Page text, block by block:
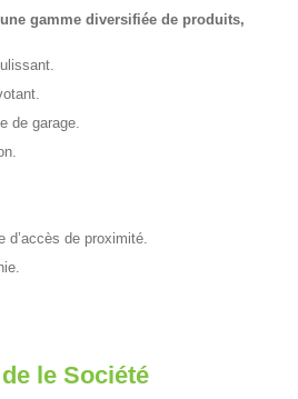
gamme diversifiée de produits,
de garage.
de proximité.
le Société